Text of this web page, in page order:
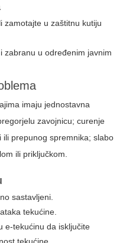
zamotajte u zaštitnu kutiju
zabranu u određenim javnim
imaju jednostavna
zavojnicu; curenje
prepunog spremnika; slabo
ili priključkom.
sastavljeni.
tekućine.
e-tekućinu da isključite